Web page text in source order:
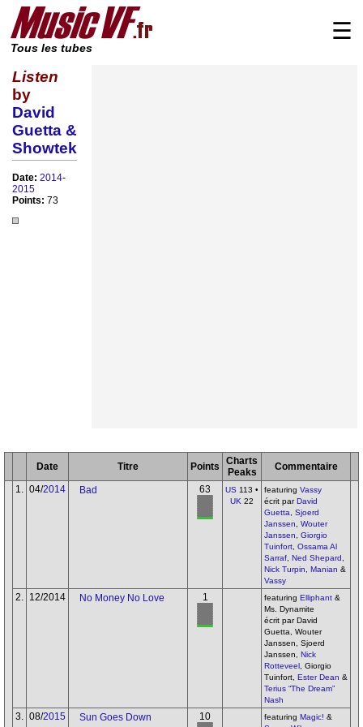
Tous les tubes
☰
Listen
by
David
Guetta &
Showtek
Date: 2014-
2015
Points: 73
Date Titre Points
Charts
Peaks
Commentaire
1.
04/2014 Bad 63 US 113 •
UK 22
featuring Vassy
écrit parDavid
Guetta
Sjoerd
Janssen
Wouter
Janssen
Giorgio
Tuinfort Ossama Al
Sarraf Ned Shepard
Nick Turpin
Manian &
Vassy
2. 12/2014 No Money No Love 1 featuring Elliphant &
Ms. Dynamite
écrit par David
Guetta, Wouter
Janssen, Sjoerd
Janssen, Nick
Rotteveel , Giorgio
Tuinfort, Ester Dean &
Terius “The Dream”
Nash
3. 08/2015 Sun Goes Down 10 featuring Magic! &